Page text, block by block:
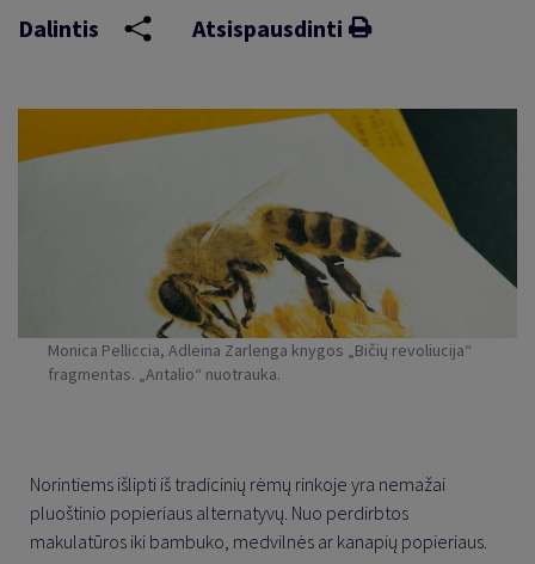
Dalintis
Atsispausdinti
Monica Pelliccia, Adleina Zarlenga knygos „Bičių revoliucija“
fragmentas. „Antalio“ nuotrauka.
Norintiems išlipti iš tradicinių rėmų rinkoje yra nemažai
pluoštinio popieriaus alternatyvų. Nuo perdirbtos
makulatūros iki bambuko, medvilnės ar kanapių popieriaus.